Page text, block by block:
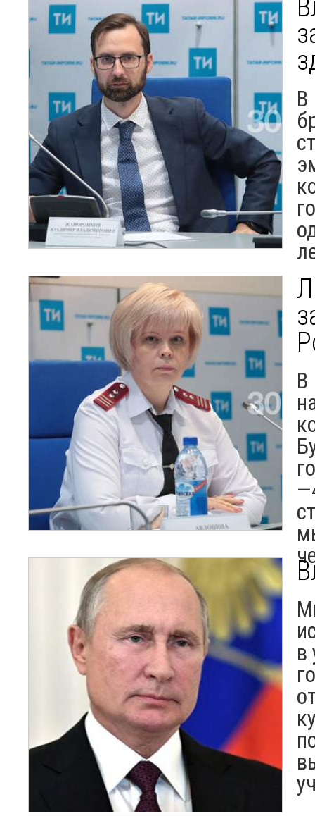
В
В
в